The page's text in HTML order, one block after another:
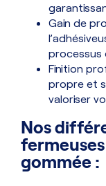
Gain de
processus
Finition
propre et
valoriser
Nos
gommée :